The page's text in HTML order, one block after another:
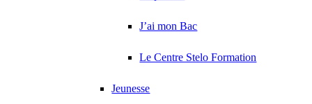
J’ai mon Bac
Le Centre Stelo Formation
Jeunesse